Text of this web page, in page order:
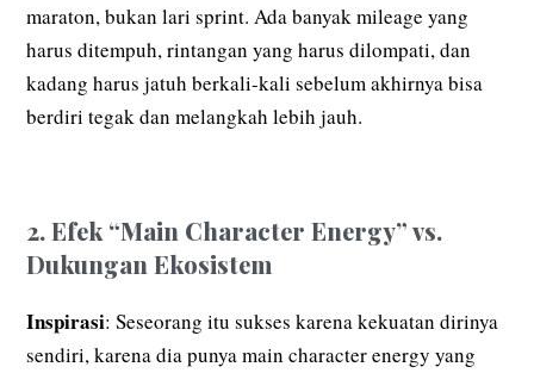
maraton, bukan lari sprint. Ada banyak mileage yang
harus ditempuh, rintangan yang harus dilompati, dan
kadang harus jatuh berkali-kali sebelum akhirnya bisa
berdiri tegak dan melangkah lebih jauh.
2. Efek “Main Character Energy” vs.
Dukungan Ekosistem
Inspirasi: Seseorang itu sukses karena kekuatan dirinya
sendiri, karena dia punya main character energy yang